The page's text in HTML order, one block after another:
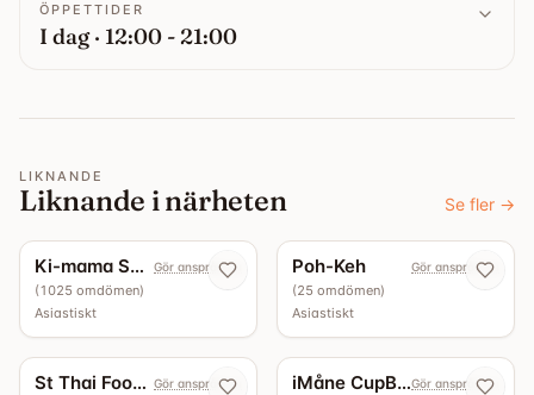
ÖPPETTIDER
I dag · 12:00 - 21:00
LIKNANDE
Liknande i närheten Se fler →
Ki-mama Sushi Gör anspråk nu
(1025 omdömen)
Asiastiskt
Poh-Keh Gör anspråk nu
(25 omdömen)
Asiastiskt
St Thai Food Restaurant Gör anspråk nu iMåne CupBapGör anspråk nu